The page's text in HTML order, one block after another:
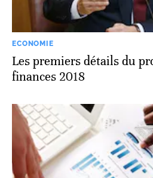
ECONOMIE
Les premiers détails du
finances 2018